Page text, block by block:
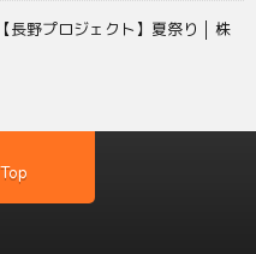
【長野プロジェクト】夏祭り │ 株